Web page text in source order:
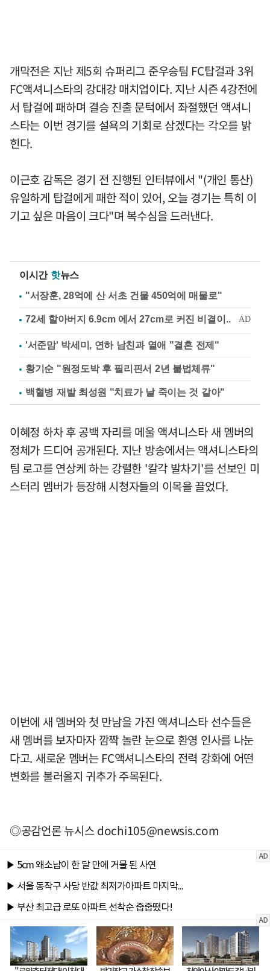
개막전은 지난 제5회 슈퍼리그 준우승팀 FC탑걸과 3위
FC액셔니스타의 강대강 매치업이다. 지난 시즌 4강전에
서 탑걸에 패하며 결승 진출 문턱에서 좌절했던 액셔니
스타는 이번 경기를 설욕의 기회로 삼겠다는 각오를 밝
힌다.
이근호 감독은 경기 전 진행된 인터뷰에서 "(개인 통산)
유일하게 탑걸에게 패한 적이 있어, 오늘 경기는 특히 이
기고 싶은 마음이 크다"며 복수심을 드러낸다.
이시간 핫뉴스
"서장훈, 28억에 산 서초 건물 450억에 매물로"
'서준맘' 박세미, 연하 남친과 열애 "결혼 전제"
황기순 "원정도박 후 필리핀서 2년 불법체류"
백혈병 재발 최성원 "치료가 날 죽이는 것 같아"
이혜정 하차 후 공백 자리를 메울 액셔니스타 새 멤버의
정체가 드디어 공개된다. 지난 방송에서는 액셔니스타의
팀 로고를 연상케 하는 강렬한 '칼각 발차기'를 선보인 미
스터리 멤버가 등장해 시청자들의 이목을 끌었다.
이번에 새 멤버와 첫 만남을 가진 액셔니스타 선수들은
새 멤버를 보자마자 깜짝 놀란 눈으로 환영 인사를 나눈
다고. 새로운 멤버는 FC액셔니스타의 전력 강화에 어떤
변화를 불러올지 귀추가 주목된다.
◎공감언론 뉴시스dochi105@newsis.com